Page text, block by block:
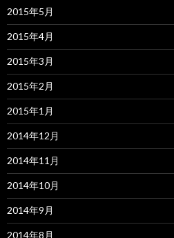
2015年5月
2015年4月
2015年3月
2015年2月
2015年1月
2014年12月
2014年11月
2014年10月
2014年9月
2014年8月